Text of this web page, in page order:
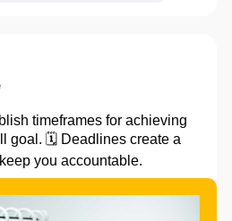
timeframes for achieving
goal. 🗓️ Deadlines create a
you accountable.